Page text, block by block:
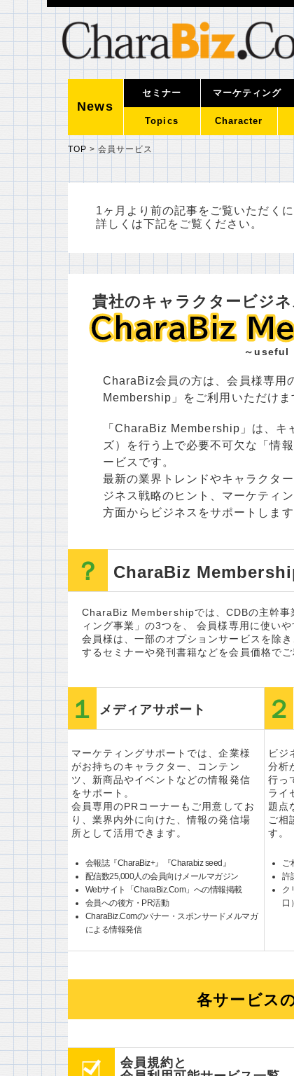
News
セミナー マーケティング
Topics Character
TOP > 会員サービス
1ヶ月より前の記事をご覧いただく
詳しくは下記をご覧ください。
貴社のキャラクタービジ
CharaBiz
CharaBiz
～
CharaBiz会員の方は、会員様専用
Membership」をご利用いただけま
「CharaBiz Membership」は、キ
ズ）を行う上で必要不可欠な「情
ービスです。
最新の業界トレンドやキャラクタ
ジネス戦略のヒント、マーケティ
方面からビジネスをサポートします
CharaBiz
CharaBiz Membershipでは、CDBの主幹事
ィング事業」の3つを、 会員様専用に使い
会員様は、一部のオプションサービスを除
するセミナーや発刊書籍などを会員価格で
メディアサポート
マーケティングサポートでは、企業様
がお持ちのキャラクター、コンテン
ツ、新商品やイベントなどの情報発信
をサポート。
会員専用のPRコーナーもご用意してお
り、業界内外に向けた、情報の発信場
所として活用できます。
会報誌『CharaBiz+』『Charabiz seed』
配信数25,000人の会員向けメールマガジン
Webサイト「CharaBiz.Com」への情報掲載
会員への後方・PR活動
CharaBiz.Comのバナー・スポンサードメルマガ
による情報発信
ビジ
分析
行っ
ライ
題点
ご相
す。
ご
許
ク
口）
各サービス
会員規約と